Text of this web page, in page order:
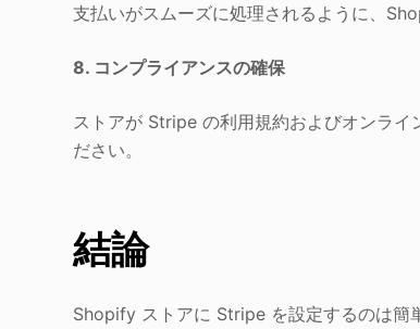
支払いがスムーズに処理されるように、
8. コンプライアンスの確保
ストアが Stripe の利用規約およびオンライ
ださい。
結論
Shopify ストアに Stripe を設定するのは簡